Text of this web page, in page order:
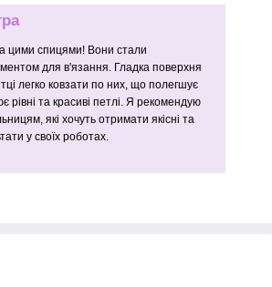
цими спицями! Вони стали
для в'язання. Гладка поверхня
легко ковзати по них, що полегшує
рівні та красиві петлі. Я рекомендую
які хочуть отримати якісні та
у своїх роботах.